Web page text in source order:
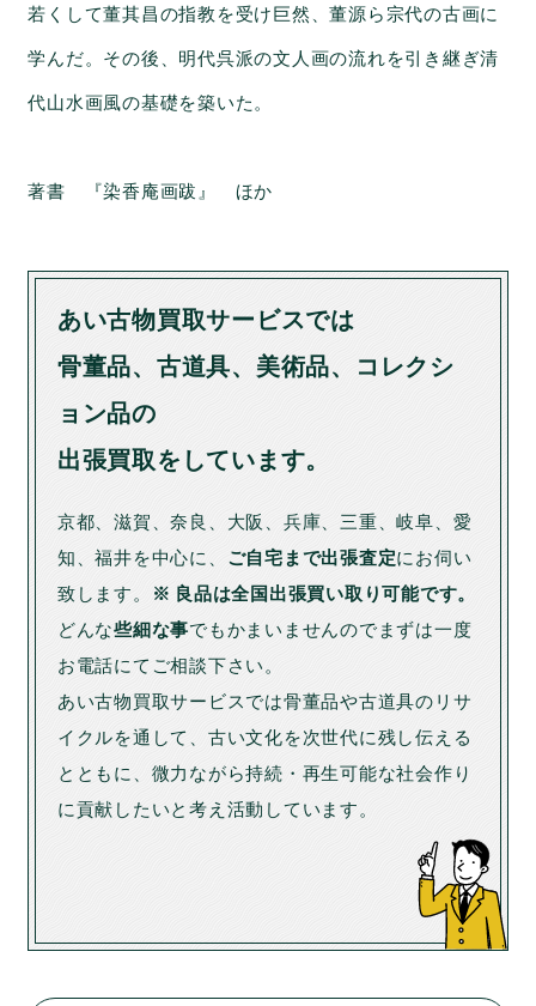
若くして董其昌の指教を受け巨然、董源ら宗代の古画に
学んだ。その後、明代呉派の文人画の流れを引き継ぎ清
代山水画風の基礎を築いた。
著書 『染香庵画跋』 ほか
あい古物買取サービスでは
骨董品、古道具、美術品、コレクシ
ョン品の
出張買取をしています。
京都、滋賀、奈良、大阪、兵庫、三重、岐阜、愛
知、福井を中心に、 ご自宅まで出張査定にお伺い
致します。
※ 良品は全国出張買い取り可能です。
どんな些細な事でもかまいませんのでまずは一度
お電話にてご相談下さい。
あい古物買取サービスでは骨董品や古道具のリサ
イクルを通して、古い文化を次世代に残し伝える
とともに、微力ながら持続・再生可能な社会作り
に貢献したいと考え活動しています。